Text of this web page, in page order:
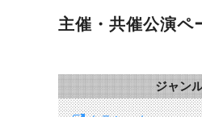
主催・共催公演ペ
ジャン